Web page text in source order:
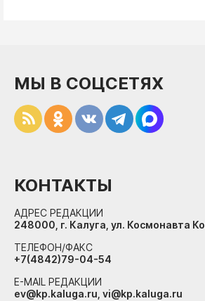
МЫ В СОЦСЕТЯХ
КОНТАКТЫ
АДРЕС РЕДАКЦИИ
248000, г. Калуга, ул. Космонавта
ТЕЛЕФОН/ФАКС
+7(4842)79-04-54
E-MAIL РЕДАКЦИИ
ev@kp.kaluga.ru, vi@kp.kaluga.ru